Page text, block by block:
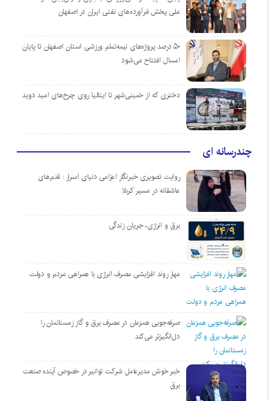
ملی پخش فرآورده‌های نفتی ایران در اصفهان
۵۰ درصد پروژه‌های نیمه‌تمام ورزشی استان اصفهان تا پایان
امسال افتتاح می‌شود
دختری که از خمینی‌شهر تا ایتالیا روی چرخ‌های امید دوید
چندرسانه ای
روایت تصویری خبرنگار اعزامی دنیای اسرار : قدم‌های
عاشقانه در مسیر کربلا
برق و انرژی، جریان زندگی
مهار روند افزایشی مصرف انرژی با همراهی مردم و دولت
صرفه‌جویی همزمان در مصرف برق و گاز زمستانمان را
دل‌انگیزتر می‌کند
خبر خوش مدیرعامل شرکت توانیر در خصوص آینده صنعت
برق